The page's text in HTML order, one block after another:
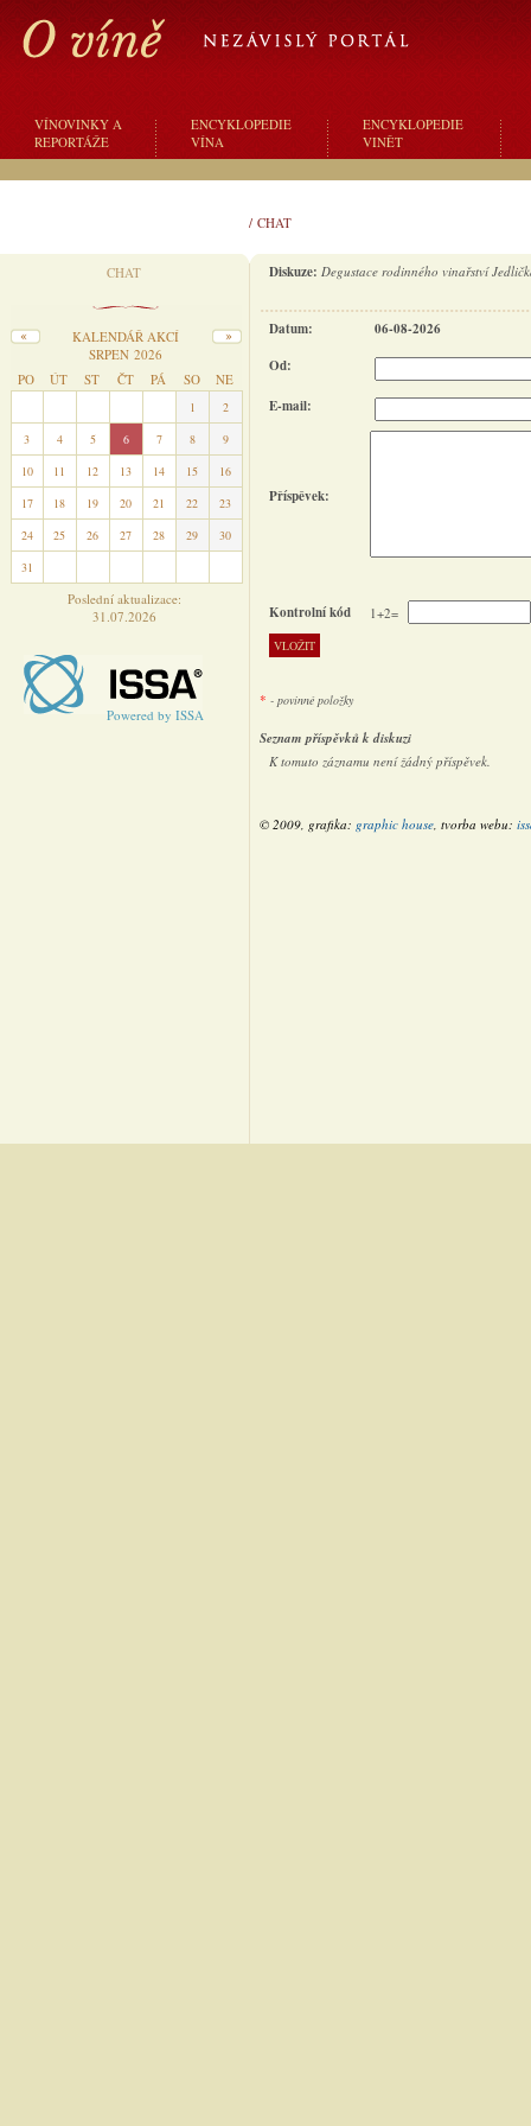
VÍNOVINKY A
REPORTÁŽE
ENCYKLOPEDIE
VÍNA
ENCYKLOPEDIE
VINĚT
/ CHAT
CHAT
KALENDÁŘ AKCÍ
SRPEN 2026
PO
ÚT ST ČT PÁ SO NE
1
2
3
4 5 6 7 8
9
10
11 12 13 14 15
16
17
18 19 20 21 22
23
24
25 26 27 28 29
30
31
Poslední aktualizace:
31.07.2026
Powered by ISSA
Diskuze: Degustace rodinného vinařství
Datum:
06-08-2026
Od:
E-mail:
Příspěvek:
Kontrolní kód 1+2=
* - povinné položky
Seznam příspěvků k diskuzi
K tomuto záznamu není žádný příspěvek.
© 2009, grafika: graphic house, tvorba webu: